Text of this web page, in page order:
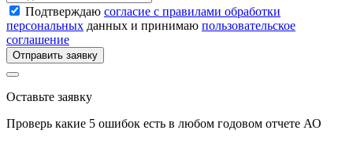
Подтверждаю согласие с правилами обработки
персональных данных и принимаю пользовательское
соглашение
Отправить заявку
Оставьте заявку
Проверь какие 5 ошибок есть в любом годовом отчете АО